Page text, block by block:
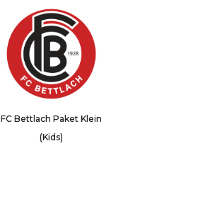
FC Bettlach Paket Klein
(Kids)